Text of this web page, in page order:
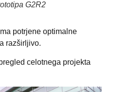
G2R2
potrjene optimalne
razširljivo.
celotnega projekta